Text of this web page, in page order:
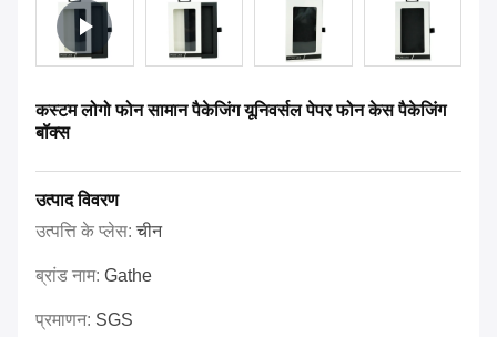
कस्टम लोगो फोन सामान पैकेजिंग यूनिवर्सल पेपर फोन केस पैकेजिंग
बॉक्स
उत्पाद विवरण
उत्पत्ति के प्लेस:चीन
ब्रांड नाम: Gathe
प्रमाणन: SGS